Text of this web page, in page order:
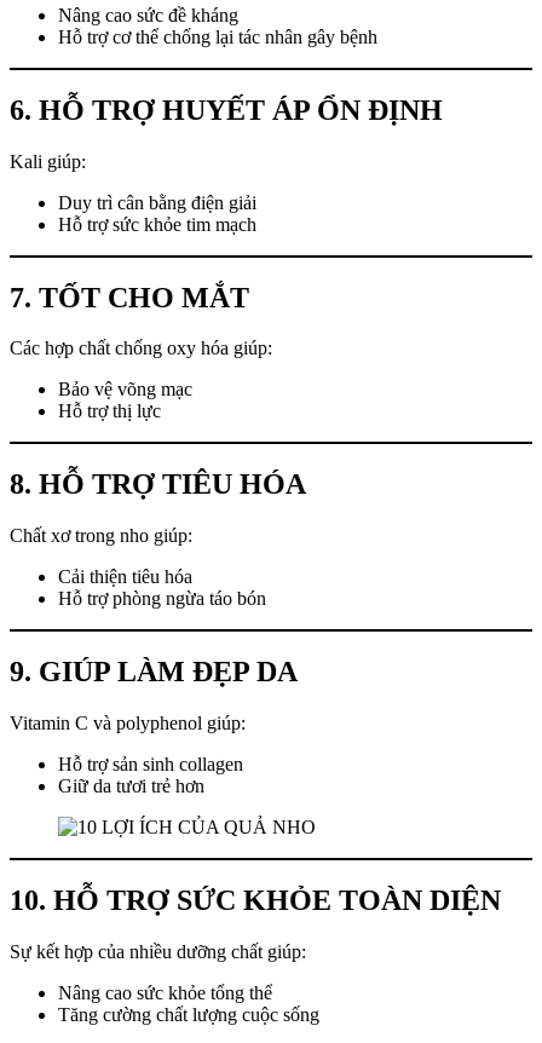
Nâng cao sức đề kháng
Hỗ trợ cơ thể chống lại tác nhân gây bệnh
6. HỖ TRỢ HUYẾT ÁP ỔN ĐỊNH
Kali giúp:
Duy trì cân bằng điện giải
Hỗ trợ sức khỏe tim mạch
7. TỐT CHO MẮT
Các hợp chất chống oxy hóa giúp:
Bảo vệ võng mạc
Hỗ trợ thị lực
8. HỖ TRỢ TIÊU HÓA
Chất xơ trong nho giúp:
Cải thiện tiêu hóa
Hỗ trợ phòng ngừa táo bón
9. GIÚP LÀM ĐẸP DA
Vitamin C và polyphenol giúp:
Hỗ trợ sản sinh collagen
Giữ da tươi trẻ hơn
10. HỖ TRỢ SỨC KHỎE TOÀN DIỆN
Sự kết hợp của nhiều dưỡng chất giúp:
Nâng cao sức khỏe tổng thể
Tăng cường chất lượng cuộc sống